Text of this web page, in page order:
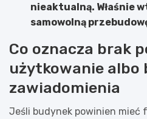
nieaktualną. Właśnie
samowolną
Co oznacza brak
użytkowanie albo
zawiadomienia
Jeśli budynek powinien mieć